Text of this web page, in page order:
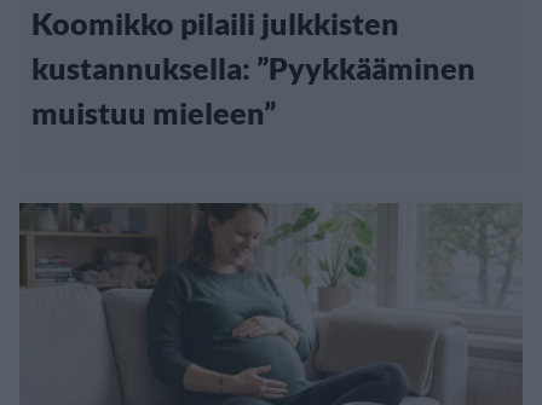
Koomikko pilaili julkkisten
kustannuksella: ”Pyykkääminen
muistuu mieleen”